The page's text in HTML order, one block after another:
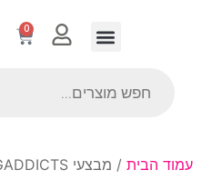
0
עמוד הבית / מבצעי FISHINGADDICTS